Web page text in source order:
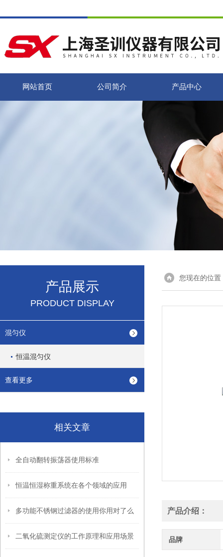
网站首页 公司简介 产品中心
产品展示
PRODUCT DISPLAY
混匀仪
恒温混匀仪
查看更多
相关文章
全自动翻转振荡器使用标准
恒温恒湿称重系统在各个领域的应用
多功能不锈钢过滤器的使用你用对了么
二氧化硫测定仪的工作原理和应用场景
您现在的位置
产品介绍：
品牌